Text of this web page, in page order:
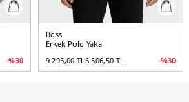
-%30
Boss
Erkek Polo Yaka
9.295,00TL6.506,50 TL -%30